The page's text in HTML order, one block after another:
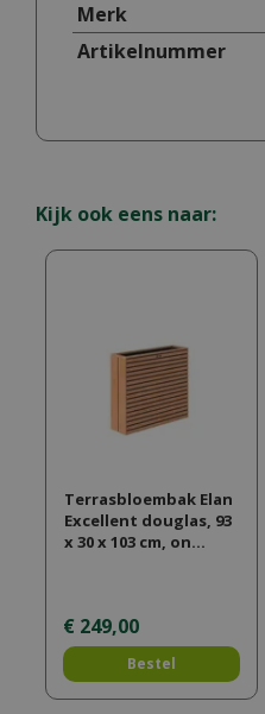
Merk
Artikelnummer
Kijk ook eens naar:
Terrasbloembak Elan
Excellent douglas, 93
x 30 x 103 cm, on…
€ 249,00
Bestel